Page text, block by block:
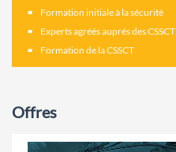
Formation initiale à la sécurité
Experts agréés auprés des CSSCT
Formation de la CSSCT
Offres